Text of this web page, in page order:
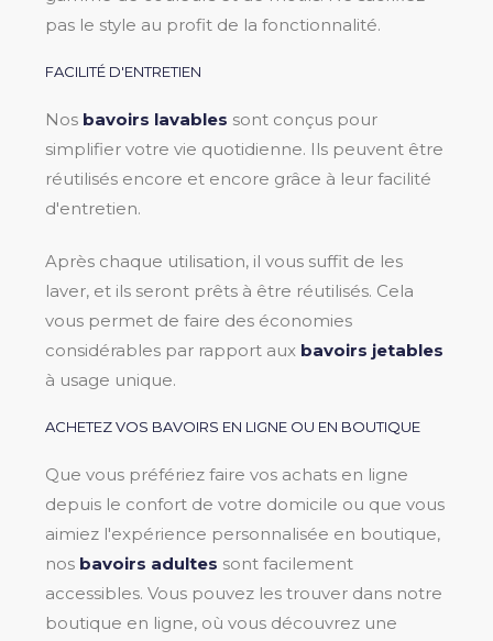
pas le style au profit de la fonctionnalité.
FACILITÉ D'ENTRETIEN
Nos bavoirs lavables sont conçus pour
simplifier votre vie quotidienne. Ils peuvent être
réutilisés encore et encore grâce à leur facilité
d'entretien.
Après chaque utilisation, il vous suffit de les
laver, et ils seront prêts à être réutilisés. Cela
vous permet de faire des économies
considérables par rapport aux bavoirs jetables
à usage unique.
ACHETEZ VOS BAVOIRS EN LIGNE OU EN BOUTIQUE
Que vous préfériez faire vos achats en ligne
depuis le confort de votre domicile ou que vous
aimiez l'expérience personnalisée en boutique,
nos bavoirs adultes sont facilement
accessibles. Vous pouvez les trouver dans notre
boutique en ligne, où vous découvrez une